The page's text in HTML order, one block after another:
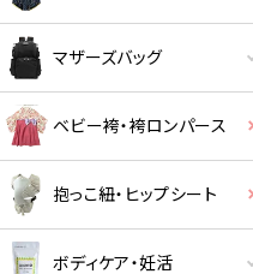
マザーズバッグ
ベビー袴・袴ロンパース
抱っこ紐・ヒップシート
ボディケア・妊活